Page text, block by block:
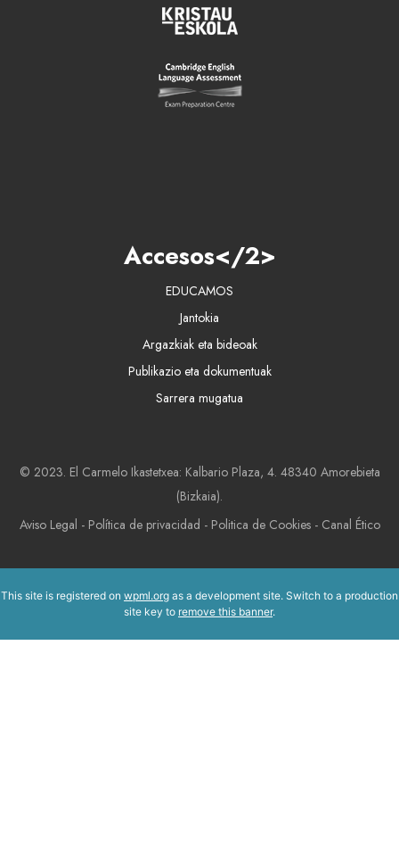
Accesos</2>
EDUCAMOS
Jantokia
Argazkiak eta bideoak
Publikazio eta dokumentuak
Sarrera mugatua
© 2023. El Carmelo Ikastetxea: Kalbario Plaza, 4. 48340 Amorebieta
(Bizkaia).
Aviso Legal - Política de privacidad - Politica de Cookies- Canal Ético
This site is registered on wpml.org as a development site. Switch to a production
site key to remove this banner.